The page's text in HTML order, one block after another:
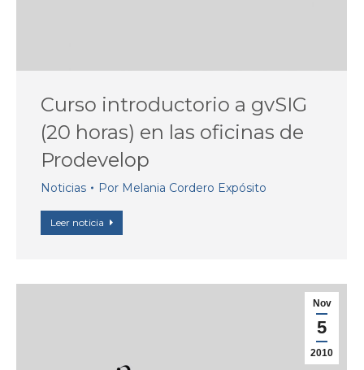
Curso introductorio a gvSIG
(20 horas) en las oficinas de
Prodevelop
Noticias Por Melania Cordero Expósito
Leer noticia
Nov
5
2010